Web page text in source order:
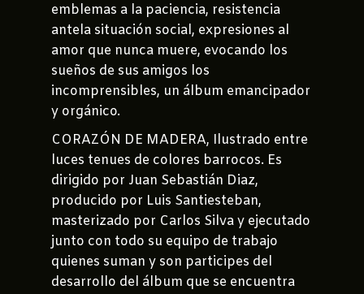
emblemas a la paciencia, resistencia
antela situación social, expresiones al
amor que nunca muere, evocando los
sueños de sus amigos los
incomprensibles, un álbum emancipador
y orgánico.
CORAZÓN DE MADERA, Ilustrado entre
luces tenues de colores barrocos. Es
dirigido por Juan Sebastián Diaz,
producido por Luis Santiesteban,
masterizado por Carlos Silva y ejecutado
junto con todo su equipo de trabajo
quienes suman y son participes del
desarrollo del álbum que se encuentra